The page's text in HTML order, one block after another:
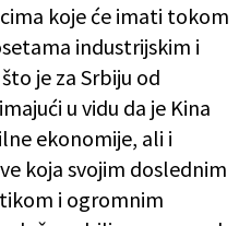
koje će imati tokom
industrijskim i
je za Srbiju od
u vidu da je Kina
ekonomije, ali i
koja svojim doslednim
i ogromnim